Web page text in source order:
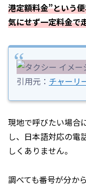
港定額料金”という
気にせず一定料金で
引用元： チャーリ
現地で呼びたい場合
し、日本語対応の電
しくありません。
調べても番号が分か